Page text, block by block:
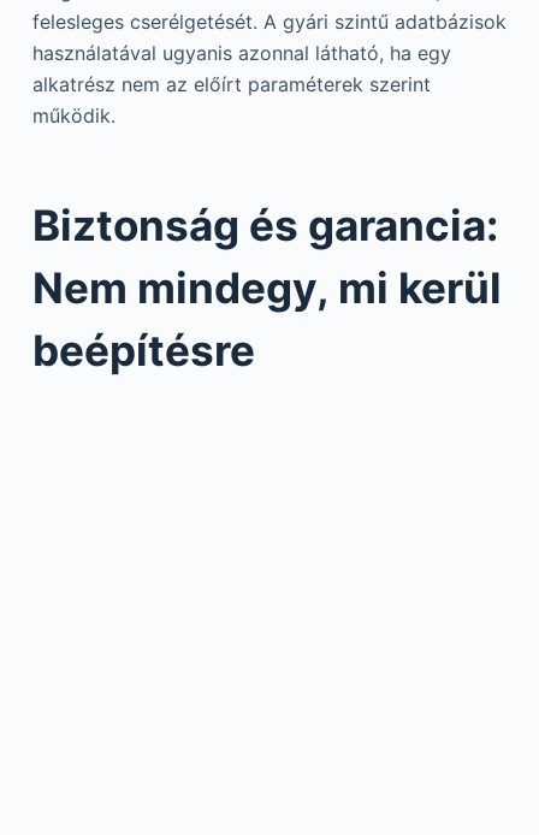
felesleges cserélgetését. A gyári szintű adatbázisok
használatával ugyanis azonnal látható, ha egy
alkatrész nem az előírt paraméterek szerint
működik.
Biztonság és garancia:
Nem mindegy, mi kerül
beépítésre